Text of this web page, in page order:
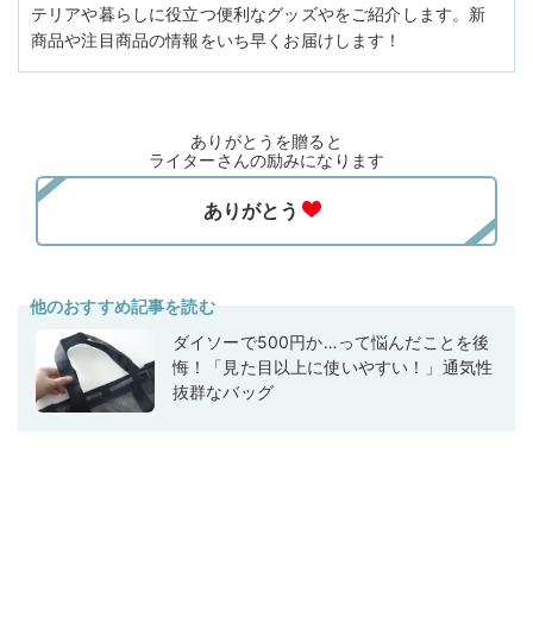
テリアや暮らしに役立つ便利なグッズやをご紹介します。新
商品や注目商品の情報をいち早くお届けします！
ありがとうを贈ると
ライターさんの励みになります
他のおすすめ記事を読む
ダイソーで500円か…って悩んだことを後
悔！「見た目以上に使いやすい！」通気性
抜群なバッグ